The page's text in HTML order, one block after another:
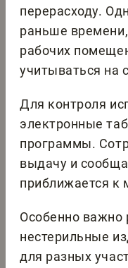
перерасходу.
раньше
рабочих
учитываться на
Для контроля
электронные
программы.
выдачу и
приближается к
Особенно важно
нестерильные
для разных